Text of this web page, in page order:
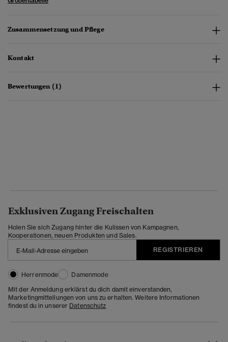
Zusammensetzung und Pflege
Kontakt
Bewertungen (1)
Exklusiven Zugang Freischalten
Holen Sie sich Zugang hinter die Kulissen von Kampagnen,
Kooperationen, neuen Produkten und Sales.
REGISTRIEREN
Herrenmode
Damenmode
Mit der Anmeldung erklärst du dich damit einverstanden,
Marketingmitteilungen von uns zu erhalten. Weitere Informationen
findest du in unserer Datenschutz